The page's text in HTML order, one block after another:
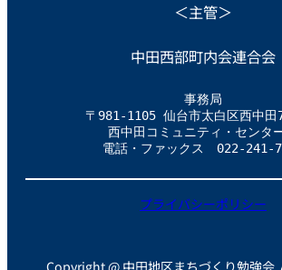
＜主管＞
中田西部町内会連合会
事務局
〒981-1105 仙台市太白区西中
西中田コミュニティ・センタ
電話・ファックス　022-241-
プライバシーポリシー